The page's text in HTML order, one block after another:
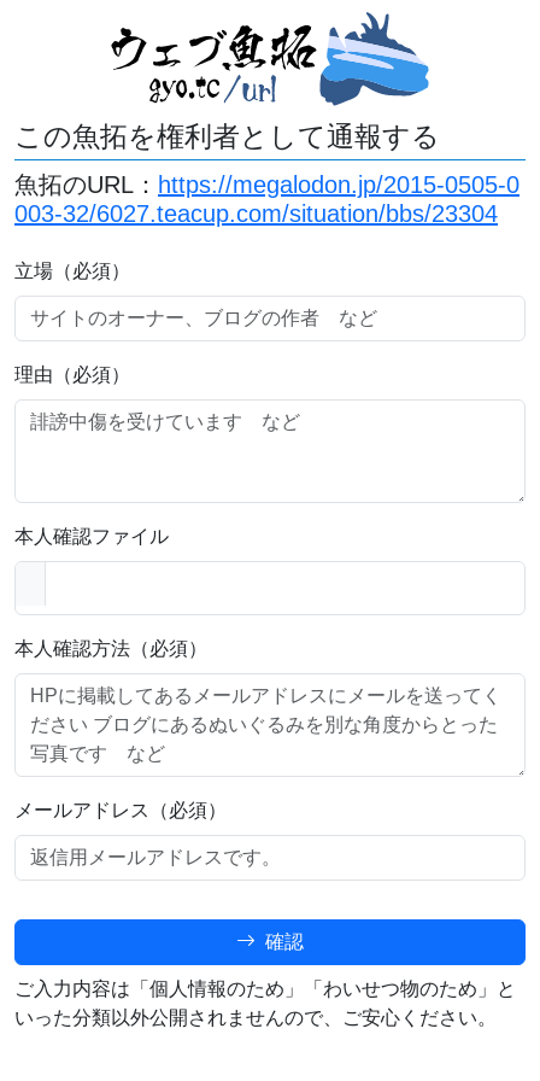
この魚拓を権利者として通報する
魚拓のURL： https://megalodon.jp/2015-0505-0
003-32/6027.teacup.com/situation/bbs/23304
立場（必須）
理由（必須）
本人確認ファイル
本人確認方法（必須）
メールアドレス（必須）
確認
ご入力内容は「個人情報のため」「わいせつ物のため」と
いった分類以外公開されませんので、ご安心ください。